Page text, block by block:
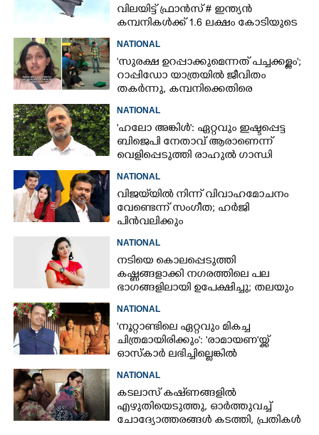
വിലയിട്ട് ഫ്രാൻസ് # ഇന്ത്യൻ
കമ്പനികൾക്ക് 1.6 ലക്ഷം കോടിയുടെ
NATIONAL
'സുരക്ഷ ഉറപ്പാക്കുമെന്നത് പച്ചക്കള്ളം';
റാപ്പിഡോ യാത്രയിൽ ജീവിതം
തകർന്നു, കമ്പനിക്കെതിരെ
NATIONAL
'ഹലോ അങ്കിൾ': ഏറ്റവും ഇഷ്ടപ്പെട്ട
ബിജെപി നേതാവ് ആരാണെന്ന്
വെളിപ്പെടുത്തി രാഹുൽ ഗാന്ധി
NATIONAL
വിജയ്‌യിൽ നിന്ന് വിവാഹമോചനം
വേണ്ടെന്ന് സംഗീത; ഹർജി
പിൻവലിക്കും
NATIONAL
നടിയെ കൊലപ്പെടുത്തി
കഷ്ണങ്ങളാക്കി നഗരത്തിലെ പല
ഭാഗങ്ങളിലായി ഉപേക്ഷിച്ചു; തലയും
NATIONAL
'നൂറ്റാണ്ടിലെ ഏറ്റവും മികച്ച
ചിത്രമായിരിക്കും': 'രാമായണ'യ്ക്ക്
ഓസ്കാ‌ർ ലഭിച്ചില്ലെങ്കിൽ
ഫഡ്നാവിസ്
NATIONAL
കടലാസ് കഷ്‌ണങ്ങളിൽ
എഴുതിയെടുത്തു, ഓർത്തുവച്ച്
ചോദ്യോത്തരങ്ങൾ കടത്തി, പ്രതികൾ